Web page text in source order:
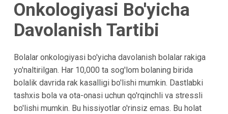
Onkologiyasi Bo'yicha
Davolanish Tartibi
Bolalar onkologiyasi bo'yicha davolanish bolalar rakiga
yo'naltirilgan. Har 10,000 ta sog'lom bolaning birida
bolalik davrida rak kasalligi bo'lishi mumkin. Dastlabki
tashxis bola va ota-onasi uchun qo'rqinchli va stressli
bo'lishi mumkin. Bu hissiyotlar o'rinsiz emas. Bu holat